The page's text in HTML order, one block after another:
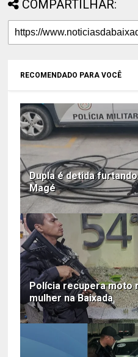
COMPARTILHAR:
RECOMENDADO PARA VOCÊ
Dupla é detida
Magé
Polícia recupera moto
mulher na Baixada